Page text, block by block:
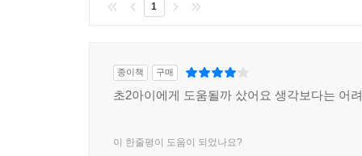
1
종이책 구매
초2아이에게 도움될까 샀어요 생각보다는 어
이 한줄평이 도움이 되었나요?